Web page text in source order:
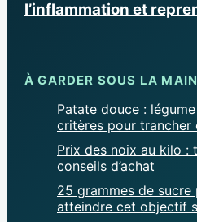
l’inflammation et
À GARDER SOUS LA MAIN
Patate douce :
critères pour trancher
Prix des noix au kilo :
conseils d’achat
25 grammes de
atteindre cet objectif